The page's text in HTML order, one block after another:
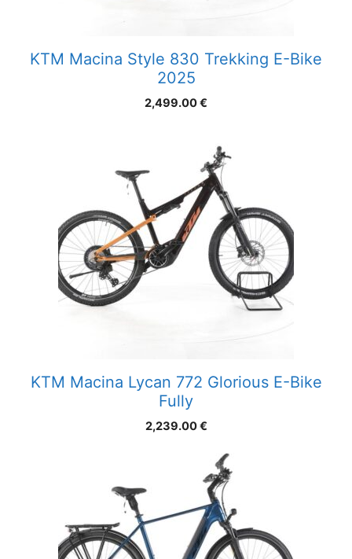
KTM Macina Style 830 Trekking E-Bike
2025
2,499.00€
KTM Macina Lycan 772 Glorious E-Bike
Fully
2,239.00€